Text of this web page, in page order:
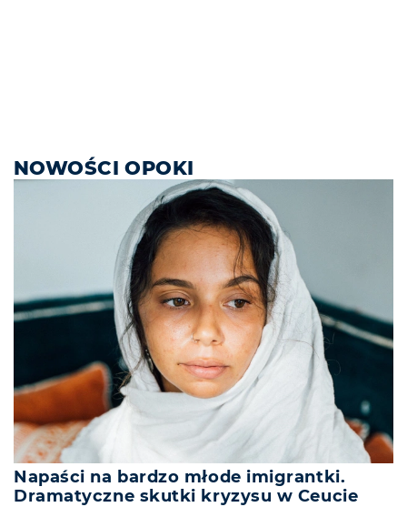
NOWOŚCI OPOKI
Napaści na bardzo młode imigrantki.
Dramatyczne skutki kryzysu w Ceucie